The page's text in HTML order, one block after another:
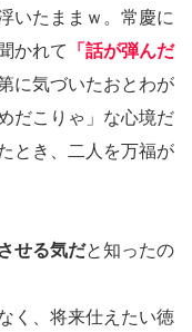
いたままｗ。常慶に
かれて
「話が弾んだ
に気づいたおとわが
だこりゃ」な心境だ
とき、二人を万福が
せる気だと知ったの
く、将来仕えたい徳